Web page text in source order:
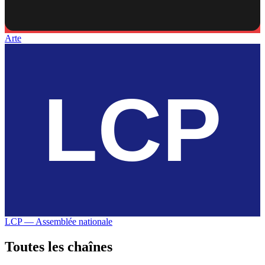
Arte
LCP — Assemblée nationale
Toutes les chaînes